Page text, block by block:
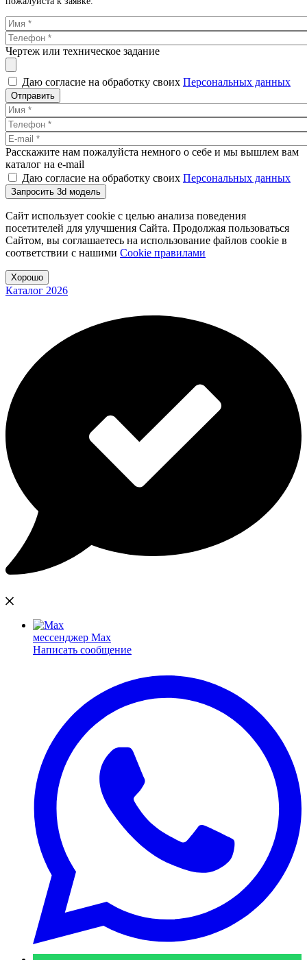
Чертеж или техническое задание
Даю согласие на обработку своих Персональных данных
Отправить
Расскажите нам пожалуйста немного о себе и мы вышлем вам
каталог на e-mail
Даю согласие на обработку своих Персональных данных
Запросить 3d модель
Сайт использует cookie с целью анализа поведения
посетителей для улучшения Сайта. Продолжая пользоваться
Сайтом, вы соглашаетесь на использование файлов cookie в
соответствии с нашими Cookiе правилами
Хорошо
Каталог 2026
мессенджер Max
Написать сообщение